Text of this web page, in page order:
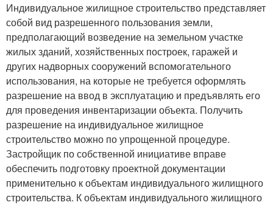
Индивидуальное жилищное строительство представляет
собой вид разрешенного пользования земли,
предполагающий возведение на земельном участке
жилых зданий, хозяйственных построек, гаражей и
других надворных сооружений вспомогательного
использования, на которые не требуется оформлять
разрешение на ввод в эксплуатацию и предъявлять его
для проведения инвентаризации объекта. Получить
разрешение на индивидуальное жилищное
строительство можно по упрощенной процедуре.
Застройщик по собственной инициативе вправе
обеспечить подготовку проектной документации
применительно к объектам индивидуального жилищного
строительства. К объектам индивидуального жилищного